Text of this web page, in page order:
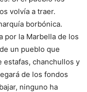
volvía a traer.
borbónica.
por la Marbella de los
un pueblo que
estafas, chanchullos y
de los fondos
ninguno ha